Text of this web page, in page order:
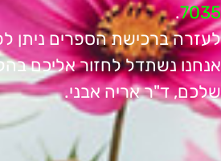
7035
.
לעזרה ברכישת הספרים ניתן
אנחנו נשתדל לחזור אליכם
שלכם, ד"ר אריה אבני.